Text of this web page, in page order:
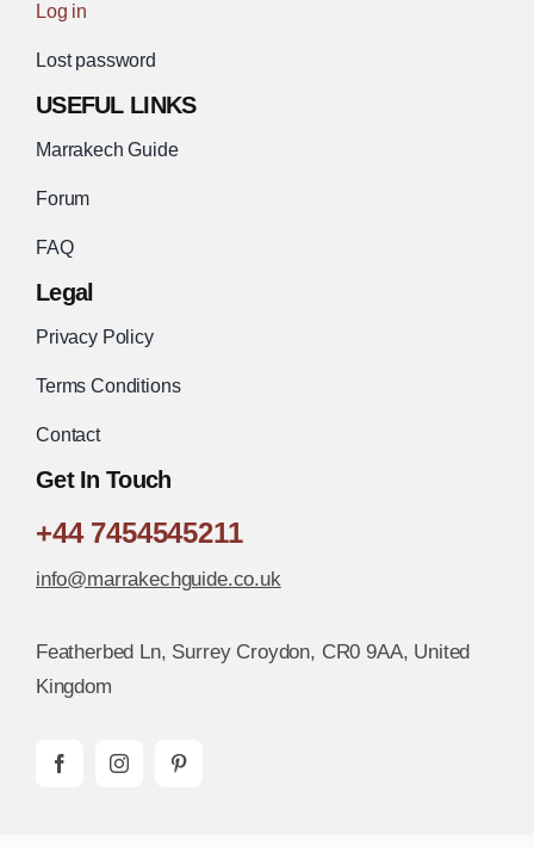
Log in
Lost password
USEFUL LINKS
Marrakech Guide
Forum
FAQ
Legal
Privacy Policy
Terms Conditions
Contact
Get In Touch
+44 7454545211
info@marrakechguide.co.uk
Featherbed Ln, Surrey Croydon, CR0 9AA, United
Kingdom